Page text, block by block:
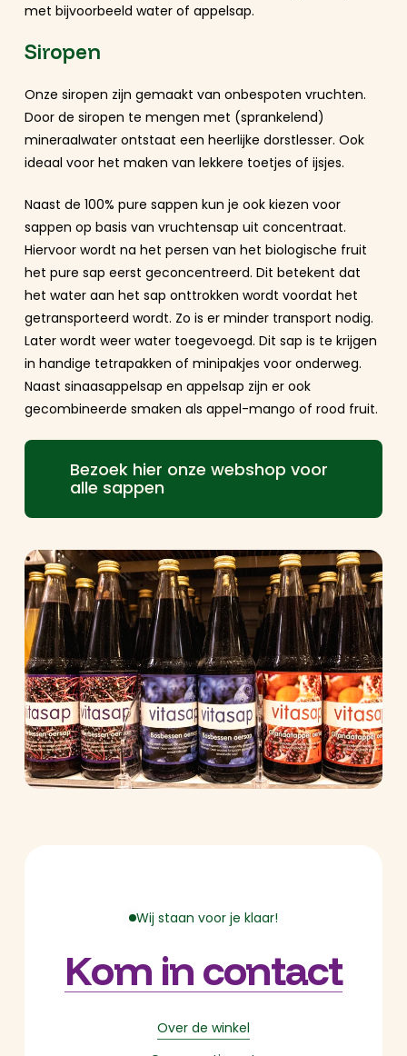
met bijvoorbeeld water of appelsap.
Siropen
Onze siropen zijn gemaakt van onbespoten vruchten.
Door de siropen te mengen met (sprankelend)
mineraalwater ontstaat een heerlijke dorstlesser. Ook
ideaal voor het maken van lekkere toetjes of ijsjes.
Naast de 100% pure sappen kun je ook kiezen voor
sappen op basis van vruchtensap uit concentraat.
Hiervoor wordt na het persen van het biologische fruit
het pure sap eerst geconcentreerd. Dit betekent dat
het water aan het sap onttrokken wordt voordat het
getransporteerd wordt. Zo is er minder transport nodig.
Later wordt weer water toegevoegd. Dit sap is te krijgen
in handige tetrapakken of minipakjes voor onderweg.
Naast sinaasappelsap en appelsap zijn er ook
gecombineerde smaken als appel-mango of rood fruit.
Bezoek hier onze webshop voor
alle sappen
Wij staan voor je klaar!
Kom in contact
Over de winkel